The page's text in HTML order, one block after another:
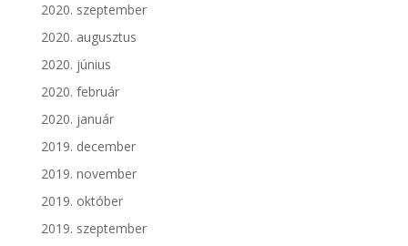
2020. szeptember
2020. augusztus
2020. június
2020. február
2020. január
2019. december
2019. november
2019. október
2019. szeptember